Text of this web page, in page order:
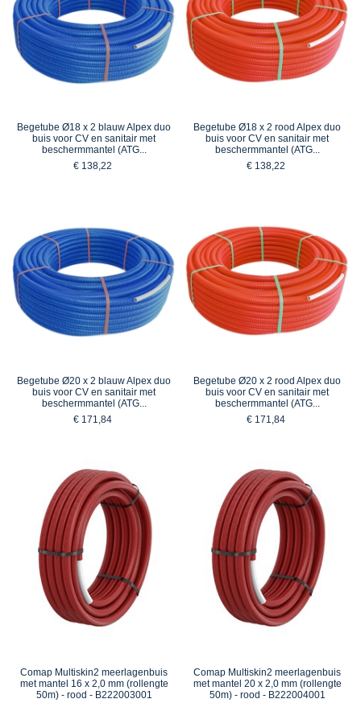
Begetube Ø18 x 2 blauw Alpex duo
buis voor CV en sanitair met
beschermmantel (ATG...
€ 138,22
Begetube Ø18 x 2 rood Alpex duo
buis voor CV en sanitair met
beschermmantel (ATG...
€ 138,22
Begetube Ø20 x 2 blauw Alpex duo
buis voor CV en sanitair met
beschermmantel (ATG...
€ 171,84
Begetube Ø20 x 2 rood Alpex duo
buis voor CV en sanitair met
beschermmantel (ATG...
€ 171,84
Comap Multiskin2 meerlagenbuis
met mantel 16 x 2,0 mm (rollengte
50m) - rood - B222003001
Comap Multiskin2 meerlagenbuis
met mantel 20 x 2,0 mm (rollengte
50m) - rood - B222004001